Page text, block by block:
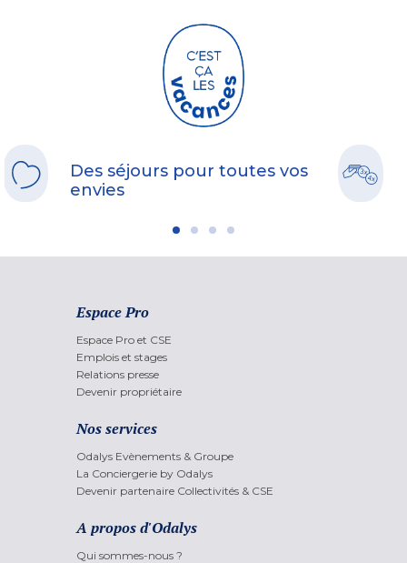
Des séjours pour toutes vos
envies
Espace Pro
Espace Pro et CSE
Emplois et stages
Relations presse
Devenir propriétaire
Nos services
Odalys Evènements & Groupe
La Conciergerie by Odalys
Devenir partenaire Collectivités & CSE
A propos d'Odalys
Qui sommes-nous ?